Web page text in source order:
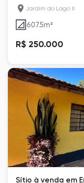
Jardim do Lago II
607.5m²
R$ 250.000
Sítio à venda em